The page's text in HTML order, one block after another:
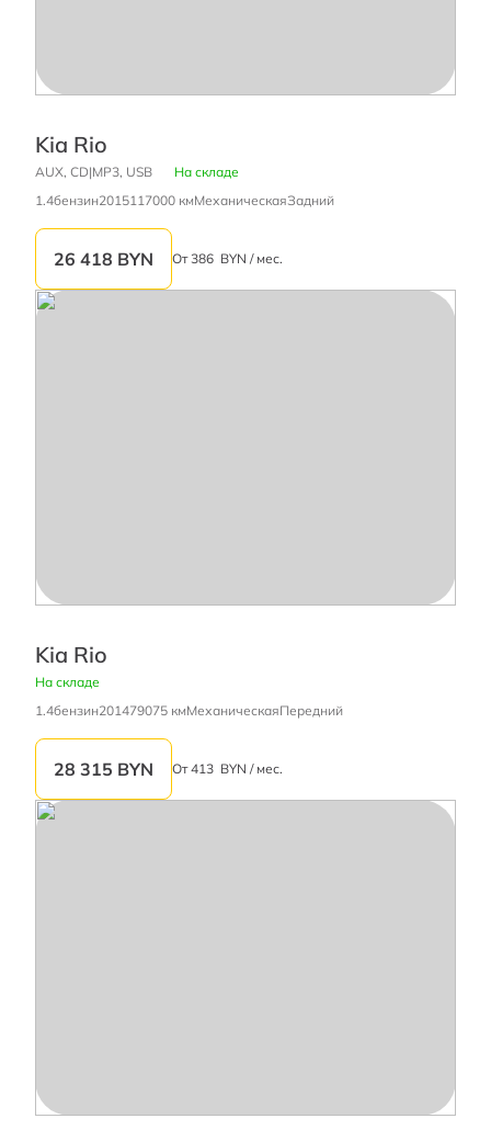
Kia Rio
AUX, CD|MP3, USB
На складе
1.4бензин2015117000 кмМеханическаяЗадний
26 418 BYN От386 BYN / мес.
Kia Rio
На складе
1.4бензин201479075 кмМеханическаяПередний
28 315 BYN От413 BYN / мес.